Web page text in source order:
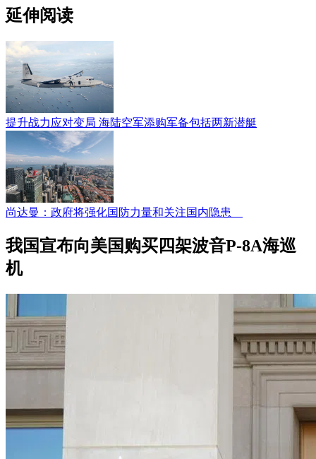
延伸阅读
提升战力应对变局 海陆空军添购军备包括两新潜艇
尚达曼：政府将强化国防力量和关注国内隐患
我国宣布向美国购买四架波音P-8A海巡
机